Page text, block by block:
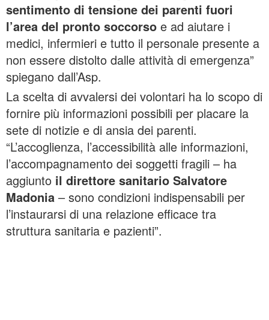
sentimento di tensione dei parenti fuori
l’area del pronto soccorso e ad aiutare i
medici, infermieri e tutto il personale presente a
non essere distolto dalle attività di emergenza”
spiegano dall’Asp.
La scelta di avvalersi dei volontari ha lo scopo di
fornire più informazioni possibili per placare la
sete di notizie e di ansia dei parenti.
“L’accoglienza, l’accessibilità alle informazioni,
l’accompagnamento dei soggetti fragili – ha
aggiunto il direttore sanitario Salvatore
Madonia – sono condizioni indispensabili per
l’instaurarsi di una relazione efficace tra
struttura sanitaria e pazienti”.